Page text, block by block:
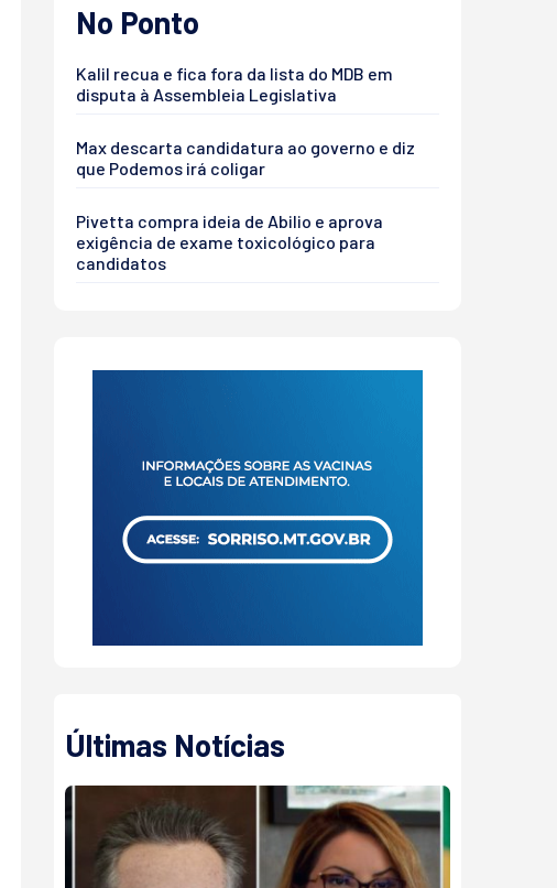
No Ponto
Kalil recua e fica fora da lista do MDB em
disputa à Assembleia Legislativa
Max descarta candidatura ao governo e diz
que Podemos irá coligar
Pivetta compra ideia de Abilio e aprova
exigência de exame toxicológico para
candidatos
Últimas Notícias